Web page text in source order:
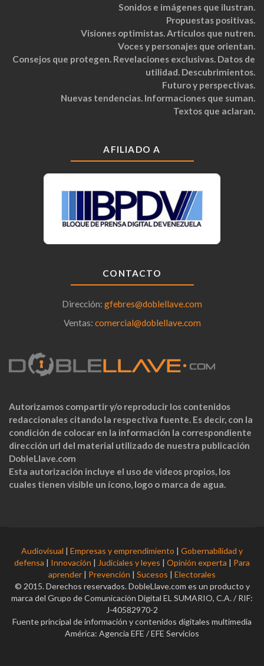
Sonidos e imágenes que ilustran.
Propuestas positivas.
Visiones optimistas. Artículos que nutren.
Voces y personajes que orientan.
Consejos que protegen. Revelaciones exclusivas. Datos de
utilidad. Descubrimientos.
Futuro y perspectivas.
Nuevas tendencias. Informaciones que suman.
Textos que aclaran.
AFILIADO A
CONTACTO
Dirección: gfebres@doblellave.com
Ventas: comercial@doblellave.com
Autorizamos compartir y/o reproducir los contenidos
redaccionales citando la respectiva fuente. Es decir, con la
condición de colocar en la información la correspondiente
dirección url del material utilizado de nuestra publicación
DobleLlave.com
Esta autorización incluye el uso de videos propios, los
cuales tienen visible un ícono, logo o marca de agua.
Audiovisual | Empresas y emprendimiento | Gobernabilidad y
defensa | Innovación | Judiciales y leyes | Opinión experta | Para
aprender | Prevención | Sucesos | Electorales
© 2015. Derechos reservados. DobleLlave.com es un producto y
marca del Grupo de Comunicación Digital EL SUMARIO, C.A. / RIF:
J-40582970-2
Fuente principal de información y contenidos digitales multimedia
América: Agencia EFE / EFE Servicios